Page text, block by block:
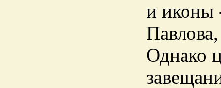
и иконы
Однако